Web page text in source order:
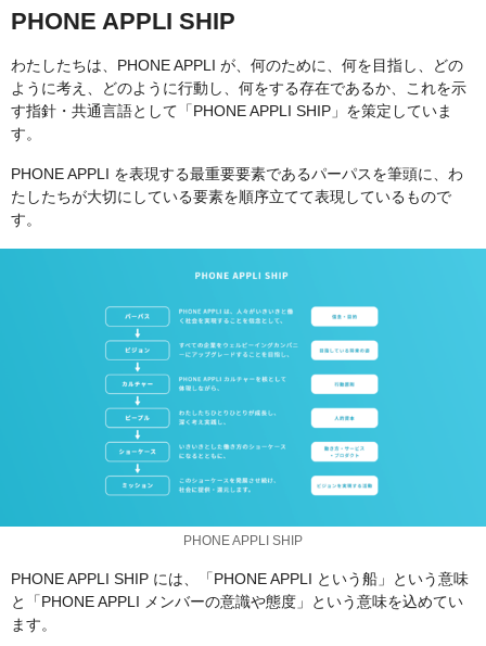
PHONE APPLI SHIP
わたしたちは、PHONE APPLI が、何のために、何を目指し、どの
ように考え、どのように行動し、何をする存在であるか、これを示
す指針・共通言語として「PHONE APPLI SHIP」を策定していま
す。
PHONE APPLI を表現する最重要要素であるパーパスを筆頭に、わ
たしたちが大切にしている要素を順序立てて表現しているもので
す。
PHONE APPLI SHIP
PHONE APPLI SHIP には、「PHONE APPLI という船」という意味
と「PHONE APPLI メンバーの意識や態度」という意味を込めてい
ます。